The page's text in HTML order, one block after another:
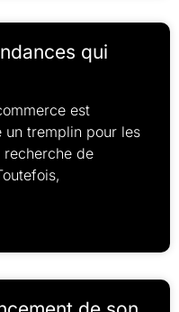
qui
est
un tremplin pour les
recherche de